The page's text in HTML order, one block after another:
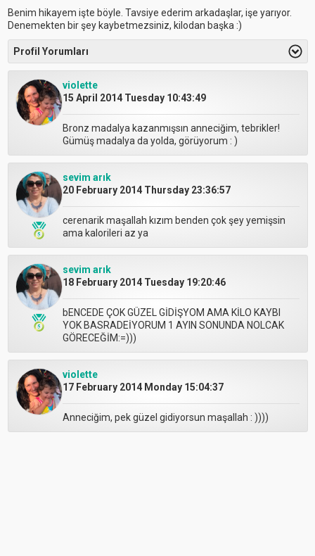
Benim hikayem işte böyle. Tavsiye ederim arkadaşlar, işe yarıyor.
Denemekten bir şey kaybetmezsiniz, kilodan başka :)
Profil Yorumları
violette
15 April 2014 Tuesday 10:43:49
Bronz madalya kazanmışsın anneciğim, tebrikler!
Gümüş madalya da yolda, görüyorum : )
sevim arık
20 February 2014 Thursday 23:36:57
cerenarik maşallah kızım benden çok şey yemişsin
ama kalorileri az ya
sevim arık
18 February 2014 Tuesday 19:20:46
bENCEDE ÇOK GÜZEL GİDİŞYOM AMA KİLO KAYBI
YOK BASRADEİYORUM 1 AYIN SONUNDA NOLCAK
GÖRECEĞİM:=)))
violette
17 February 2014 Monday 15:04:37
Anneciğim, pek güzel gidiyorsun maşallah : ))))